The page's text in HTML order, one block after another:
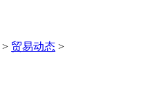
> 贸易动态 >